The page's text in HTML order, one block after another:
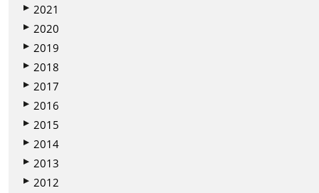
2021
2020
2019
2018
2017
2016
2015
2014
2013
2012